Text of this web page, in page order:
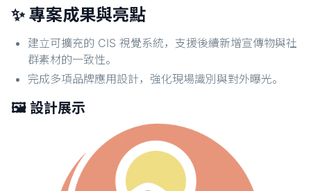
✨ 專案成果與亮點
建立可擴充的 CIS 視覺系統，支援後續新增宣傳物與社
群素材的一致性。
完成多項品牌應用設計，強化現場識別與對外曝光。
🖼️ 設計展示